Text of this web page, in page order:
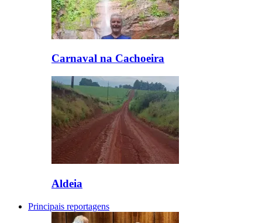
Carnaval na Cachoeira
Aldeia
Principais reportagens